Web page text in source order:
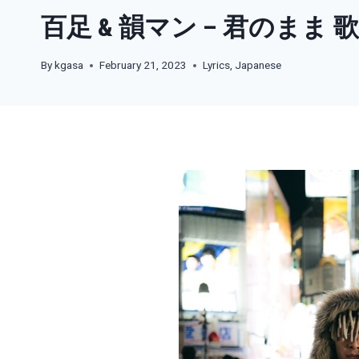
百足 & 韻マン – 君のまま
Bykgasa February 21, 2023 Lyrics, Japanese